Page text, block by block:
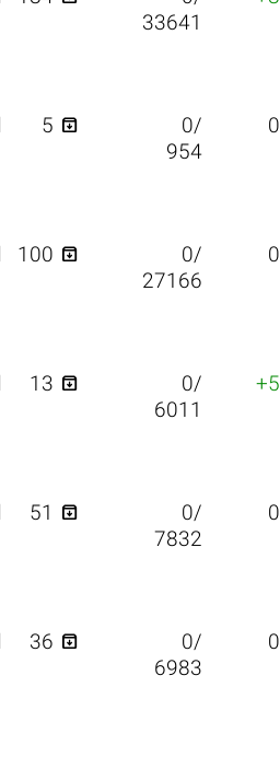
33641
5 
0/
954
0
100 
0/
27166
0
13 
0/
6011
+5
51 
0/
7832
0
36 
0/
6983
0